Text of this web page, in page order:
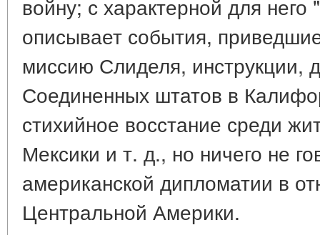
войну; с характерной для
описывает события,
миссию Слиделя, инструкции,
Соединенных штатов в
стихийное восстание среди
Мексики и т. д., но ничего не
американской дипломатии в
Центральной Америки.